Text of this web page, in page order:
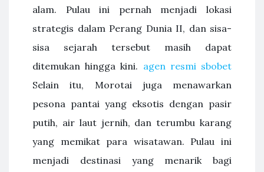
alam. Pulau ini pernah menjadi lokasi
strategis dalam Perang Dunia II, dan sisa-
sisa sejarah tersebut masih dapat
ditemukan hingga kini. agen resmi sbobet
Selain itu, Morotai juga menawarkan
pesona pantai yang eksotis dengan pasir
putih, air laut jernih, dan terumbu karang
yang memikat para wisatawan. Pulau ini
menjadi destinasi yang menarik bagi